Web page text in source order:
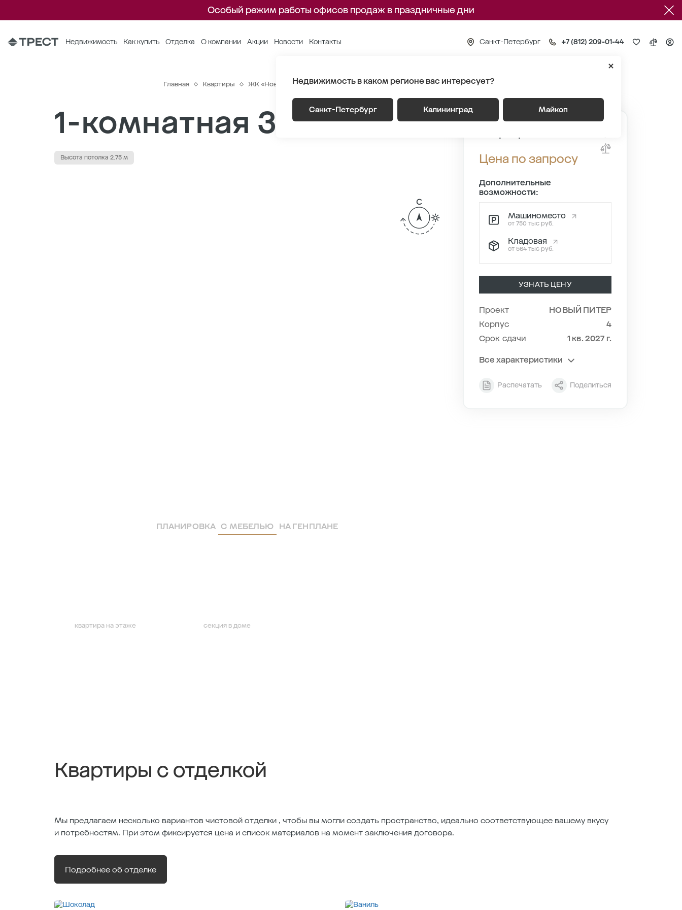
Особый режим работы офисов продаж в праздничные дни
Недвижимость Как купить Отделка О компании Акции Новости Контакты Санкт-Петербург +7 (812) 209-01-44
Недвижимость в каком регионе вас интересует?
Санкт-Петербург Калининград Майкоп
Главная Квартиры ЖК «Новый Питер» Генплан Лот 4 Этаж 7 Секция 10 Квартира №732
1-комнатная 39.47 м2
Высота потолка 2.75 м
С МЕБЕЛЬЮ
ПЛАНИРОВКА НА ГЕНПЛАНЕ
квартира на этаже секция в доме
Цена по запросу
Дополнительные
возможности:
Машиноместо
от 750 тыс руб.
Кладовая
от 564 тыс руб.
УЗНАТЬ ЦЕНУ
Проект
НОВЫЙ ПИТЕР
Корпус
4
Срок сдачи
1 кв. 2027 г.
Все характеристики
Секция
10
Распечатать Поделиться
Квартиры с отделкой
Мы предлагаем несколько вариантов чистовой отделки , чтобы вы могли создать пространство, идеально соответствующее вашему вкусу
и потребностям. При этом фиксируется цена и список материалов на момент заключения договора.
Подробнее об отделке